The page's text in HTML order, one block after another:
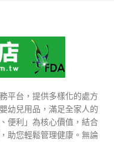
平台，提供多樣化的處方
幼兒用品，滿足全家人的
便利」為核心價值，結合
助您輕鬆管理健康。無論